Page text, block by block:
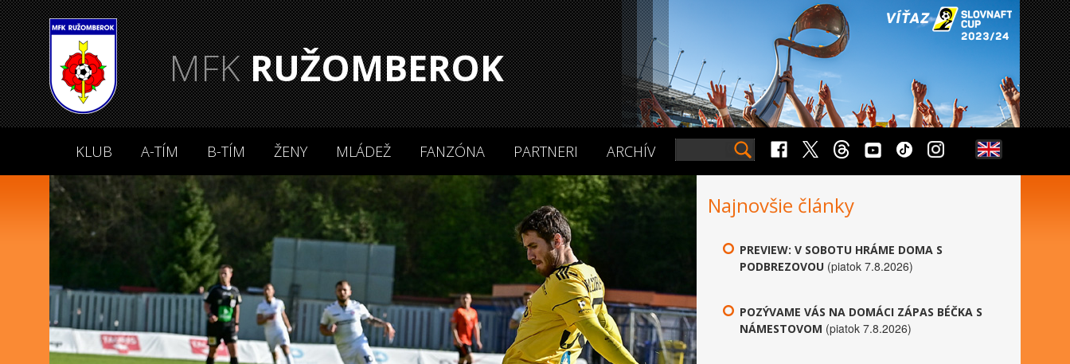
MFKRUŽOMBEROK
KLUB A-TÍM B-TÍM ŽENY MLÁDEŽ FANZÓNA PARTNERI ARCHÍV
Najnovšie články
PREVIEW: V SOBOTU HRÁME DOMA S
PODBREZOVOU (piatok 7.8.2026)
POZÝVAME VÁS NA DOMÁCI ZÁPAS BÉČKA S
NÁMESTOVOM (piatok 7.8.2026)